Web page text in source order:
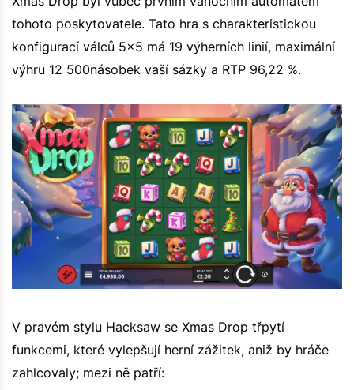
tohoto poskytovatele. Tato hra s charakteristickou
konfigurací válců 5x5 má 19 výherních linií, maximální
výhru 12 500násobek vaší sázky a RTP 96,22 %.
V pravém stylu Hacksaw se Xmas Drop třpytí
funkcemi, které vylepšují herní zážitek, aniž by hráče
zahlcovaly; mezi ně patří: